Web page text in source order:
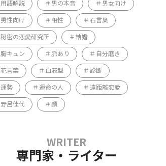
用語解説 男の本音 男女向け
男性向け 相性 石言葉
秘密の恋愛研究所 結婚
胸キュン 脈あり 自分磨き
花言葉 血液型 診断
運勢 運命の人 遠距離恋愛
野呂佳代 顔
専門家・ライター